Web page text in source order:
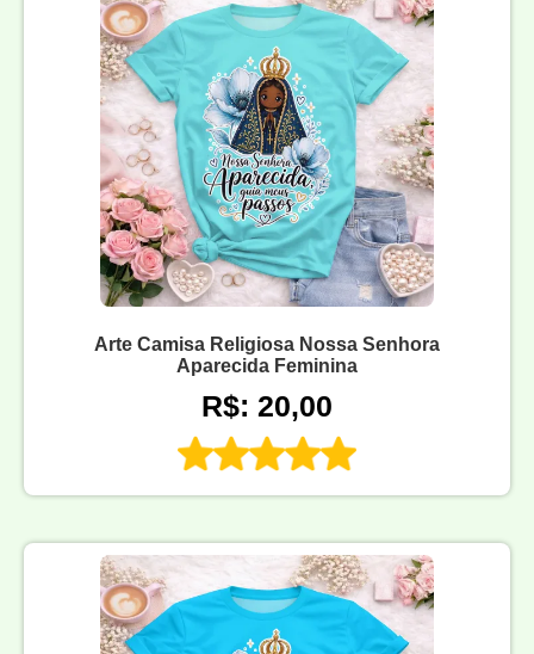
Arte Camisa Religiosa Nossa Senhora
Aparecida Feminina
R$: 20,00